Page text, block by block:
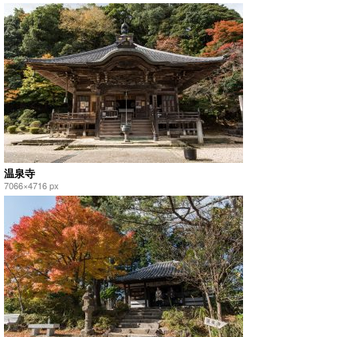
温泉寺
7066×4716 px